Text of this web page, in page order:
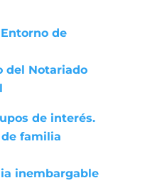
de
del Notariado
de interés.
familia
inembargable